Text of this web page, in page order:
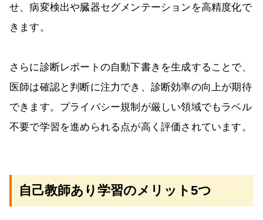
せ、病変検出や臓器セグメンテーションを高精度化で
きます。
さらに診断レポートの自動下書きを生成することで、
医師は確認と判断に注力でき、診断効率の向上が期待
できます。プライバシー規制が厳しい領域でもラベル
不要で学習を進められる点が高く評価されています。
自己教師あり学習のメリット5つ